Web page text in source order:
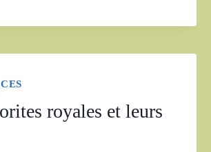
COSTUME
royales et leurs